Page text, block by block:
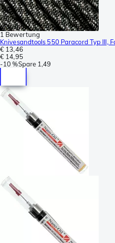
1 Bewertung
Knivesandtools 550 Paracord Typ III,
€ 13,46
€ 14,95
-10 %Spare 1,49